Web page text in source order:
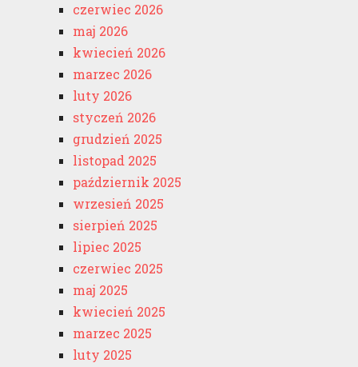
czerwiec 2026
maj 2026
kwiecień 2026
marzec 2026
luty 2026
styczeń 2026
grudzień 2025
listopad 2025
październik 2025
wrzesień 2025
sierpień 2025
lipiec 2025
czerwiec 2025
maj 2025
kwiecień 2025
marzec 2025
luty 2025